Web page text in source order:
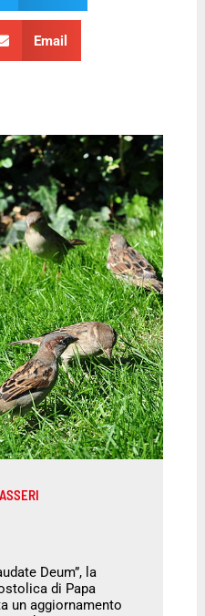
Email
Deum”, la
di Papa
un aggiornamento